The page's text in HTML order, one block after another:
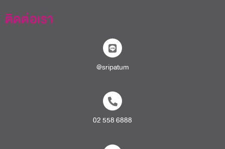
ติดต่อเรา
@sripatum
02 558 6888